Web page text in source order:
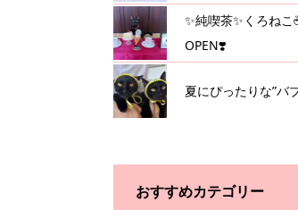
✨純喫茶✨くろねこ
OPEN❣️
夏にぴったりな”バ
おすすめカテゴリー